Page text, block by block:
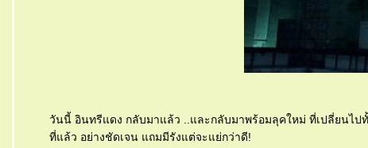
วันนี้ อินทรีแดง กลับมาแล้ว ..และกลับมาพร้อมลุคใหม่ ที่เปลี่ยนไป
ที่แล้ว อย่างชัดเจน แถมมีรังแต่จะแย่กว่าดี!